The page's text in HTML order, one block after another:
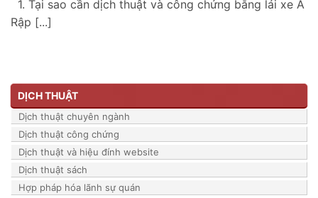
1. Tại sao cần dịch thuật và công chứng bằng lái xe Ả
Rập [...]
DỊCH THUẬT
Dịch thuật chuyên ngành
Dịch thuật công chứng
Dịch thuật và hiệu đính website
Dịch thuật sách
Hợp pháp hóa lãnh sự quán